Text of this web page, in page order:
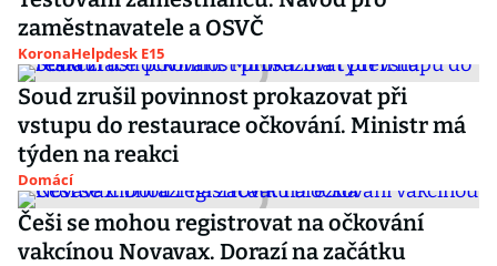
zaměstnavatele a OSVČ
KoronaHelpdesk E15
Soud zrušil povinnost prokazovat při
vstupu do restaurace očkování. Ministr má
týden na reakci
Domácí
Češi se mohou registrovat na očkování
vakcínou Novavax. Dorazí na začátku